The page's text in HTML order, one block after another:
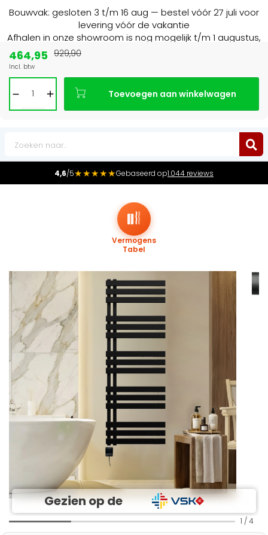
Bouwvak: gesloten 3 t/m 16 aug — bestel vóór 27 juli voor
levering vóór de vakantie
Afhalen in onze showroom is nog mogelijk t/m 1 augustus,
4,6/5★★★★★Gebaseerd op1.044 reviews
Gezien op de
Vermogens
Tabel
1 / 4
464,95
Incl. btw
929,90
Toevoegen aan winkelwagen